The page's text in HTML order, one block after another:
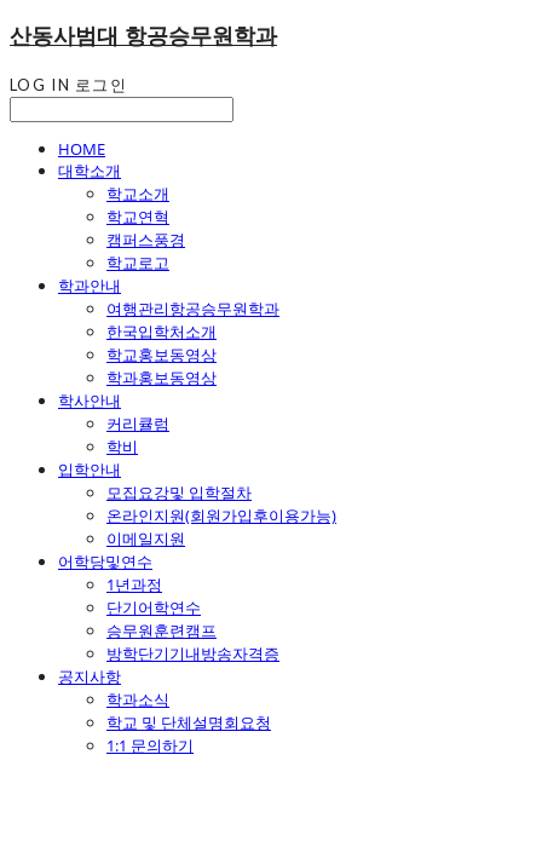
산동사범대 항공승무원학과
LOG IN 로그인
HOME
대학소개
학교소개
학교연혁
캠퍼스풍경
학교로고
학과안내
여행관리항공승무원학과
한국입학처소개
학교홍보동영상
학과홍보동영상
학사안내
커리큘럼
학비
입학안내
모집요강및 입학절차
온라인지원(회원가입후이용가능)
이메일지원
어학당및연수
1년과정
단기어학연수
승무원훈련캠프
방학단기기내방송자격증
공지사항
학과소식
학교 및 단체설명회요청
1:1 문의하기